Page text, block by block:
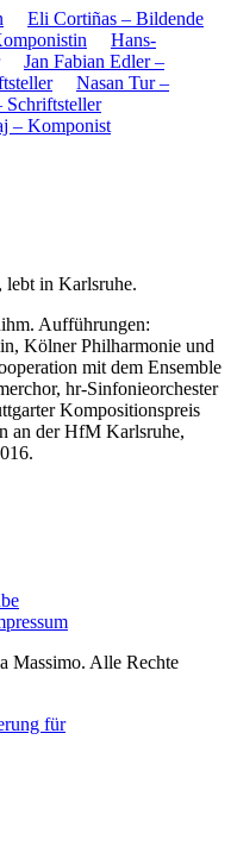
Eli Cortiñas – Bildende
Hans-
Jan Fabian Edler –
Nasan Tur –
Schriftsteller
– Komponist
lebt in Karlsruhe.
Aufführungen:
Kölner Philharmonie und
mit dem Ensemble
hr-Sinfonieorchester
Kompositionspreis
an der HfM Karlsruhe,
Massimo. Alle Rechte